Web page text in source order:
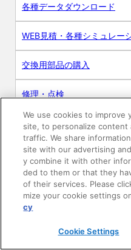
各種データダウンロード
WEB見積・各種シミュレー
交換用部品の購入
修理・点検
お問い合わせ
ログイン
建築・設計関係者様向けサ
ユーザー登録サービス
WEB見積システム
We use cookies to improve
site, to personalize content
traffic. We share
site with our advertising
y combine it with other
ded to them or that they
of their services. Please
mize your cookie settings
cy
Cookie Settings